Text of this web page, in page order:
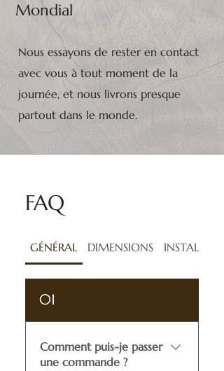
Mondial
Nous essayons de rester en contact
avec vous à tout moment de la
journée, et nous livrons presque
partout dans le monde.
FAQ
GÉNÉRAL DIMENSIONS
01
Comment puis-je passer
une commande ?